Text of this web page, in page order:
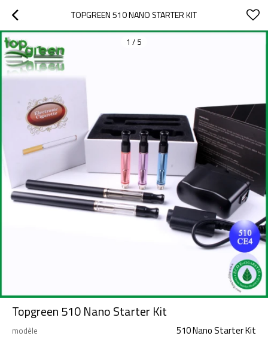
TOPGREEN 510 NANO STARTER KIT
1 / 5
Topgreen 510 Nano Starter Kit
modèle 510 Nano Starter Kit